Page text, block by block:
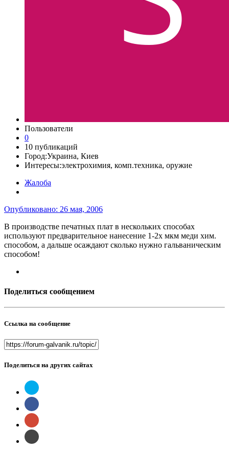
Пользователи
0
10 публикаций
Город:Украина, Киев
Интересы:электрохимия, комп.техника, оружие
Жалоба
Опубликовано: 26 мая, 2006
В производстве печатных плат в нескольких способах
используют предварительное нанесение 1-2х мкм меди хим.
способом, а дальше осаждают сколько нужно гальваническим
способом!
Поделиться сообщением
Ссылка на сообщение
Поделиться на других сайтах